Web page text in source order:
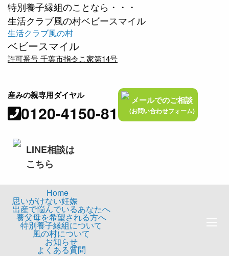
特別養子縁組のことなら・・・
生活クラブ風の村ベビースマイル
生活クラブ風の村
ベビースマイル
許可番号 千葉市指令こ家第14号
産みの親専用ダイヤル
0120-4150-81
メールでのご相談
(お問い合わせフォーム)
LINE相談は
こちら
Home
思いがけない妊娠
出産で悩んでいるあなたへ
養父母を希望される方へ
特別養子縁組について
風の村について
お知らせ
よくある質問